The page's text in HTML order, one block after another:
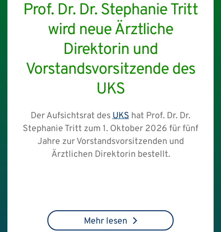
Prof. Dr. Dr. Stephanie Tritt
wird neue Ärztliche
Direktorin und
Vorstandsvorsitzende des
UKS
Der Aufsichtsrat desUKS hat Prof. Dr. Dr.
Stephanie Tritt zum 1. Oktober 2026 für fünf
Jahre zur Vorstandsvorsitzenden und
Ärztlichen Direktorin bestellt.
Mehr lesen